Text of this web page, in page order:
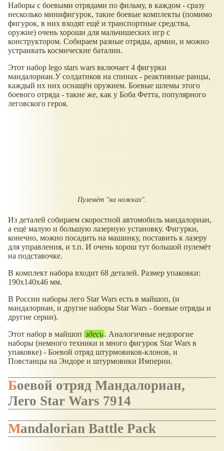
Наборы с боевыми отрядами по фильму, в каждом - сразу
несколько минифигурок, такие боевые комплекты (помимо
фигурок, в них входят ещё и транспортные средства,
оружие) очень хороши для мальчишеских игр с
конструктором. Собираем разные отряды, армии, и можно
устраивать космические баталии.
Этот набор lego stars wars включает 4 фигурки
мандалориан.У солдатиков на спинах - реактивные ранцы,
каждый их них оснащён оружием. Боевые шлемы этого
боевого отряда - такие же, как у Боба Фетта, популярного
леговского героя.
Пулемёт "на ножках".
Из деталей собираем скоростной автомобиль мандалориан,
а ещё малую и большую лазерную установку. Фигурки,
конечно, можно посадить на машинку, поставить к лазеру
для управления, и т.п. И очень хорош тут большой пулемёт
на подставочке.
В комплект набора входит 68 деталей. Размер упаковки:
190x140x46 мм.
В России наборы лего Star Wars есть в майшоп, (и
мандалориан, и другие наборы Star Wars - боевые отряды и
другие серии).
Этот набор в майшоп здесь . Аналогичные недорогие
наборы (немного техники и много фигурок Star Wars в
упаковке) - Боевой отряд штурмовиков-клонов, и
Повстанцы на Эндоре и штурмовики Империи.
Боевой отряд Мандалориан,
Лего Star Wars 7914
Mandalorian Battle Pack